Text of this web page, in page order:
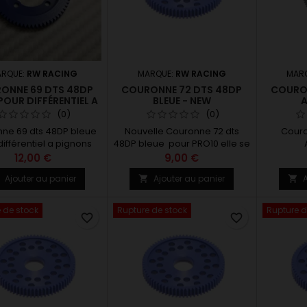
RW RACING
69 DTS 48DP
DIFFÉRENTIEL A
PIGNONS XRAY
(0)
69 dts 48DP bleue
a pignons
XRAY
12,00 €
Ajouter au panier
MARQUE: RW RACING
COURONNE 72 DTS 48DP
BLEUE - NEW
(0)
Nouvelle Couronne 72 dts
48DP bleue pour PRO10 elle se
monte sur le différentiel a
pignon de chez ROCHE
9,00 €
 Ajouter au panier 
de stock
favorite_border
Rupture de stock
favorite_border
Rupture